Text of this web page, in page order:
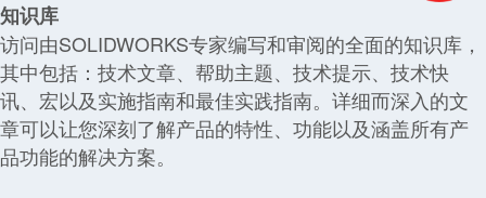
知识库
访问由SOLIDWORKS专家编写和审阅的全面的知识库，
其中包括：技术文章、帮助主题、技术提示、技术快
讯、宏以及实施指南和最佳实践指南。详细而深入的文
章可以让您深刻了解产品的特性、功能以及涵盖所有产
品功能的解决方案。